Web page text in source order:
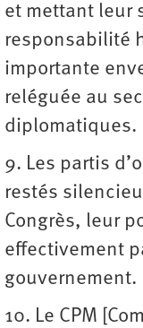
et mettant leur
responsabilité
importante
reléguée au
diplomatiques.
9. Les partis
restés
Congrès, leur
effectivement
gouvernement.
10. Le CPM